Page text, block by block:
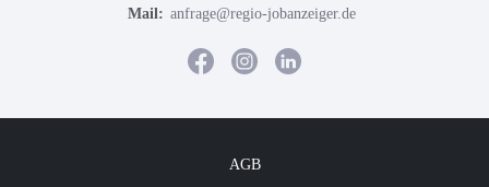
Mail: anfrage@regio-jobanzeiger.de
AGB